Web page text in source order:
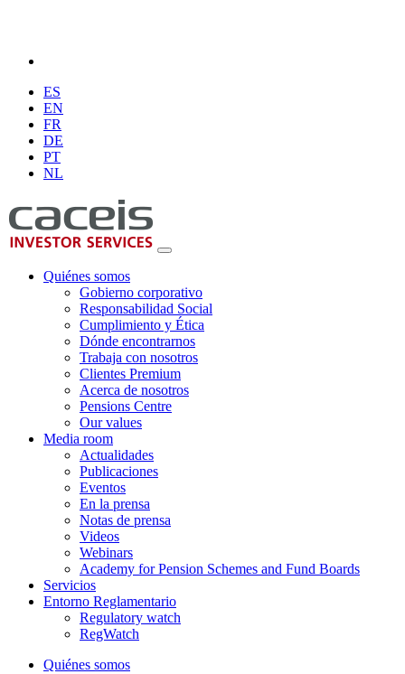
ES
EN
FR
DE
PT
NL
Quiénes somos
Gobierno corporativo
Responsabilidad Social
Cumplimiento y Ética
Dónde encontrarnos
Trabaja con nosotros
Clientes Premium
Acerca de nosotros
Pensions Centre
Our values
Media room
Actualidades
Publicaciones
Eventos
En la prensa
Notas de prensa
Videos
Webinars
Academy for Pension Schemes and Fund Boards
Servicios
Entorno Reglamentario
Regulatory watch
RegWatch
Quiénes somos